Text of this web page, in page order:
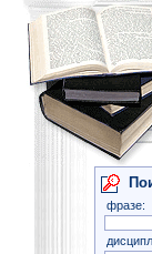
фразе: